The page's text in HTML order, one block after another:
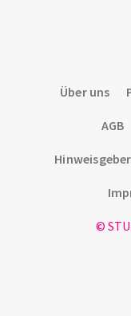
Über uns
AGB
©